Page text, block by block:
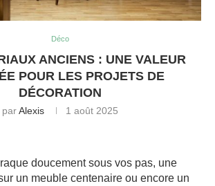
Déco
ANCIENS : UNE VALEUR
POUR LES PROJETS DE
DÉCORATION
parAlexis 1 août 2025
doucement sous vos pas, une
un meuble centenaire ou encore un